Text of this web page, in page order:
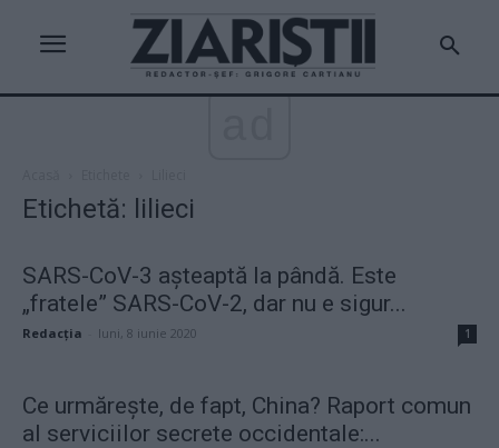
Etichetă: lilieci
SARS-CoV-3 aşteaptă la pândă. Este
„fratele” SARS-CoV-2, dar nu e sigur...
Redacţia luni, 8 iunie 2020 1
Ce urmărește, de fapt, China? Raport comun
al serviciilor secrete occidentale:...